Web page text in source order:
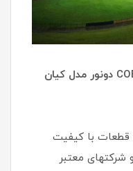
خلاصه ای از مزایای پرژکتورهای COB دونور مدل کیان
و قطعات با کیفیت
شرکتهای معتبر